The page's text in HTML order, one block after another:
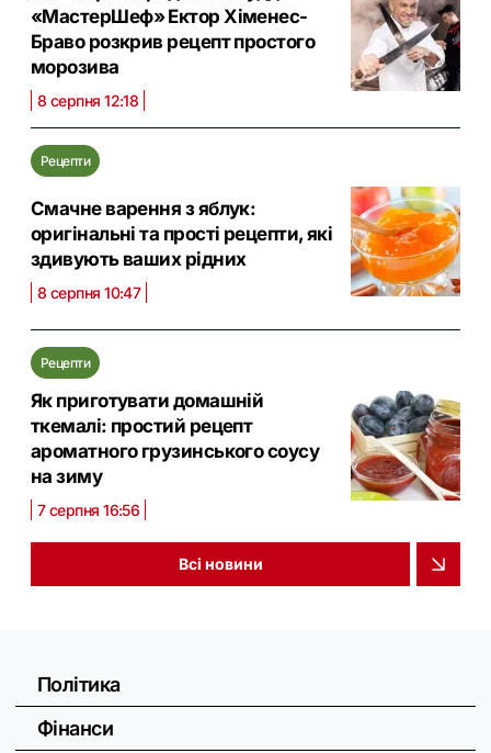
«МастерШеф» Ектор Хіменес-
Браво розкрив рецепт простого
морозива
8 серпня 12:18
Рецепти
Смачне варення з яблук:
оригінальні та прості рецепти, які
здивують ваших рідних
8 серпня 10:47
Рецепти
Як приготувати домашній
ткемалі: простий рецепт
ароматного грузинського соусу
на зиму
7 серпня 16:56
Всі новини
Політика
Фінанси